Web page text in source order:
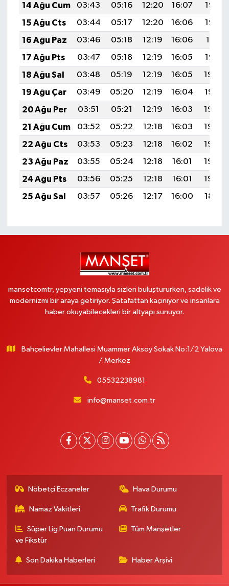
14 Ağu Cum
03:43 05:16 12:20 16:07
19:14
15 Ağu Cts
03:44 05:17 12:20 16:06
19:13
16 Ağu Paz
03:46 05:18 12:19 16:06
19:11
17 Ağu Pts
03:47 05:18 12:19 16:05
19:10
18 Ağu Sal
03:48 05:19 12:19 16:05
19:09
19 Ağu Çar
03:49 05:20 12:19 16:04
19:07
20 Ağu Per
03:51 05:21 12:19 16:03
19:06
21 Ağu Cum
03:52 05:22 12:18 16:03
19:05
22 Ağu Cts
03:53 05:23 12:18 16:02
19:03
23 Ağu Paz
03:55 05:24 12:18 16:01
19:02
24 Ağu Pts
03:56 05:25 12:18 16:01
19:00
25 Ağu Sal
03:57 05:26 12:17 16:00 18:59
mansetcomtr, yepyeni temasıyla sizleri buluştururken, sadelik ve
modernizmi bir araya getiriyor. Şatafattan kaçınıyor ve insanlara
haber okuyabilecekleri bir altyapı sunuyor.
Bahçelievler.Mahallesi Muammer Aksoy Sokak No:1/2 Yalova
/ Merkez
05532238981
info@manset.com.tr
Nöbetçi Eczaneler Hava Durumu
Namaz Vakitleri Trafik Durumu
Süper Lig Puan Durumu
ve Fikstür
Tüm Manşetler
Son Dakika Haberleri Haber Arşivi